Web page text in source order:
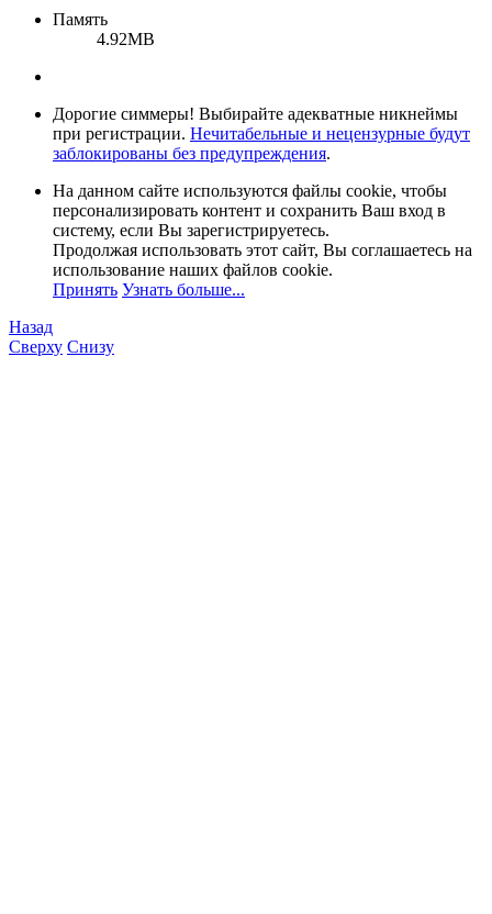
Память
4.92MB
Дорогие симмеры! Выбирайте адекватные никнеймы
при регистрации. Нечитабельные и нецензурные будут
заблокированы без предупреждения.
На данном сайте используются файлы cookie, чтобы
персонализировать контент и сохранить Ваш вход в
систему, если Вы зарегистрируетесь.
Продолжая использовать этот сайт, Вы соглашаетесь на
использование наших файлов cookie.
Принять Узнать больше...
Назад
Сверху Снизу